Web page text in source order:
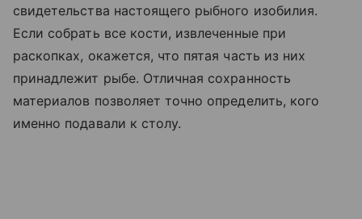
свидетельства настоящего рыбного изобилия.
Если собрать все кости, извлеченные при
раскопках, окажется, что пятая часть из них
принадлежит рыбе. Отличная сохранность
материалов позволяет точно определить, кого
именно подавали к столу.